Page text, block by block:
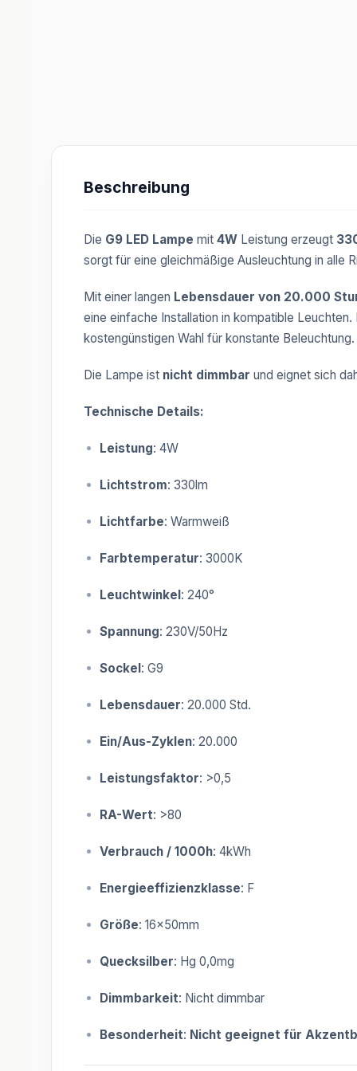
Beschreibung
Die G9 LED Lampe mit 4W Leistung erzeugt
sorgt für eine gleichmäßige Ausleuchtung in alle
Mit einer langen Lebensdauer von 20.000
eine einfache Installation in kompatible
kostengünstigen Wahl für konstante Beleuchtung.
Die Lampe ist nicht dimmbar und eignet sich
Technische Details:
Leistung: 4W
Lichtstrom: 330lm
Lichtfarbe: Warmweiß
Farbtemperatur: 3000K
Leuchtwinkel: 240°
Spannung: 230V/50Hz
Sockel: G9
Lebensdauer: 20.000 Std.
Ein/Aus-Zyklen: 20.000
Leistungsfaktor: >0,5
RA-Wert: >80
Verbrauch / 1000h: 4kWh
Energieeffizienzklasse: F
Größe: 16x50mm
Quecksilber: Hg 0,0mg
Dimmbarkeit: Nicht dimmbar
Besonderheit: Nicht geeignet für